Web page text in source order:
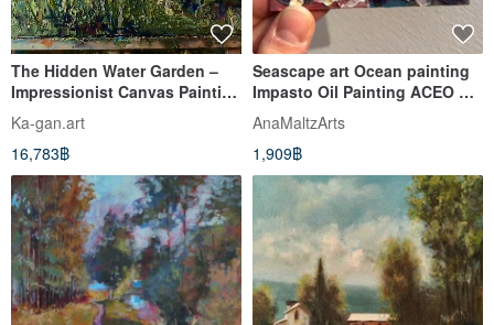
The Hidden Water Garden –
Impressionist Canvas Painting
(40x50 cm)
Ka-gan.art
16,783฿
Seascape art Ocean painting
Impasto Oil Painting ACEO 原
AnaMaltzArts
1,909฿